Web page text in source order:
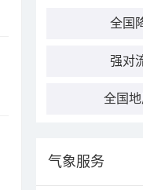
全国
强对
全国
气象服务